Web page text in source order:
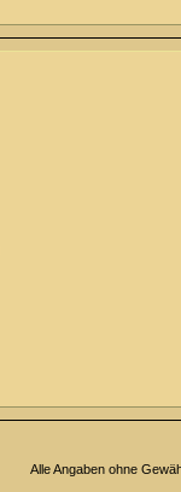
Alle Angaben ohne